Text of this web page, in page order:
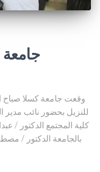
وقعت جامعة كسلا صباح
للنزيل بحضور نائب مدير
كلية المجتمع الدكتور /
بالجامعة الدكتور /